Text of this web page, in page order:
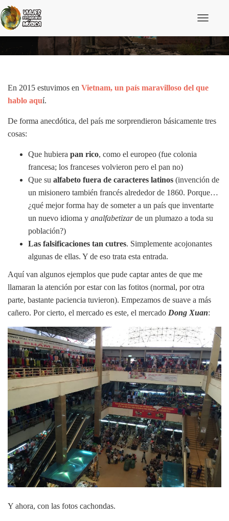
b
m
d
a
c
ó
n
En 2015 estuvimos en Vietnam, un país maravilloso del que
hablo aquí.
De forma anecdótica, del país me sorprendieron básicamente tres
cosas:
Que hubiera pan rico, como el europeo (fue colonia
francesa; los franceses volvieron pero el pan no)
Que su alfabeto fuera de caracteres latinos (invención de
un misionero también francés alrededor de 1860. Porque…
¿qué mejor forma hay de someter a un país que inventarte
un nuevo idioma y analfabetizarde un plumazo a toda su
población?)
Las falsificaciones tan cutres. Simplemente acojonantes
algunas de ellas. Y de eso trata esta entrada.
Aquí van algunos ejemplos que pude captar antes de que me
llamaran la atención por estar con las fotitos (normal, por otra
parte, bastante paciencia tuvieron). Empezamos de suave a más
cañero. Por cierto, el mercado es este, el mercado Dong Xuan:
Y ahora, con las fotos cachondas.